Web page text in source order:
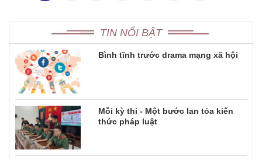
TIN NỔI BẬT
Bình tĩnh trước drama mạng xã hội
Mỗi kỳ thi - Một bước lan tỏa kiến
thức pháp luật